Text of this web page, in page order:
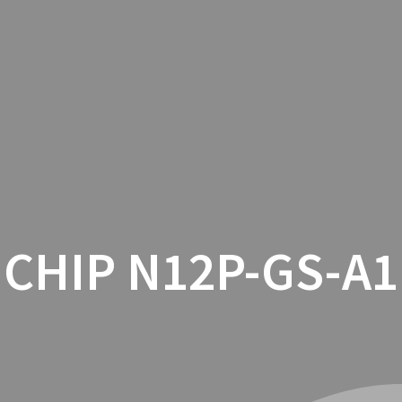
CHIP N12P-GS-A1